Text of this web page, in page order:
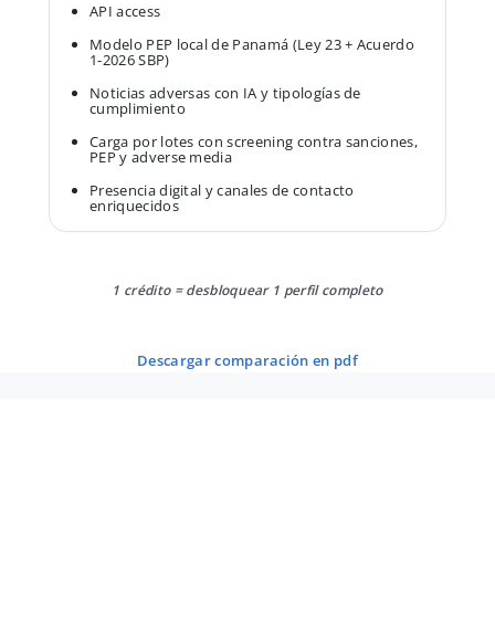
API access
Modelo PEP local de Panamá (Ley 23 + Acuerdo
1-2026 SBP)
Noticias adversas con IA y tipologías de
cumplimiento
Carga por lotes con screening contra sanciones,
PEP y adverse media
Presencia digital y canales de contacto
enriquecidos
1 crédito = desbloquear 1 perfil completo
descargar comparación en pdf